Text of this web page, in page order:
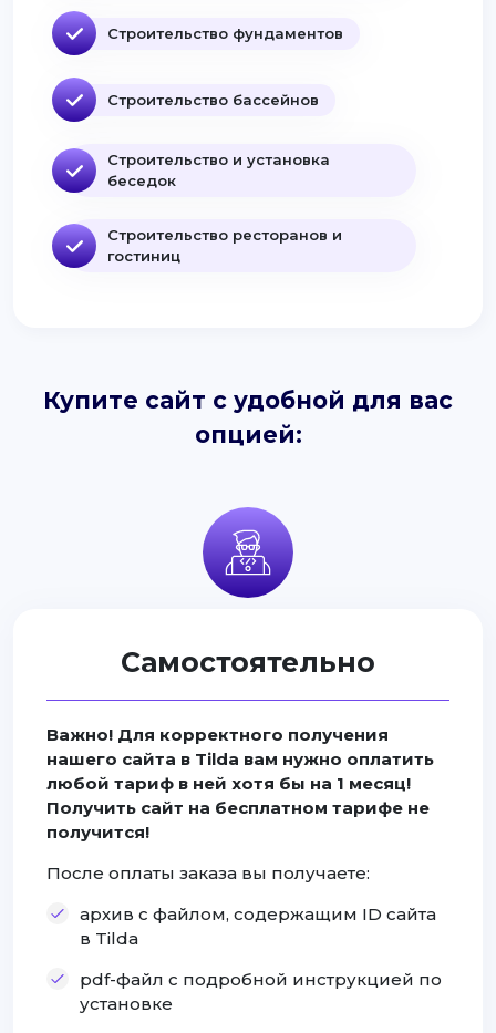
Строительство фундаментов
Строительство бассейнов
Строительство и установка
беседок
Строительство ресторанов и
гостиниц
Купите сайт с удобной для вас
опцией:
Самостоятельно
Важно! Для корректного получения
нашего сайта в Tilda вам нужно оплатить
любой тариф в ней хотя бы на 1 месяц!
Получить сайт на бесплатном тарифе не
получится!
После оплаты заказа вы получаете:
архив с файлом, содержащим ID сайта
в Tilda
pdf-файл с подробной инструкцией по
установке